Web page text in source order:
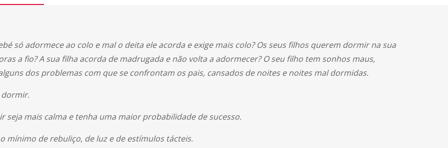
só adormece ao colo e mal o deita ele acorda e exige mais colo? Os seus filhos querem dormir na sua
a fio? A sua filha acorda de madrugada e não volta a adormecer? O seu filho tem sonhos maus,
dos problemas com que se confrontam os pais, cansados de noites e noites mal dormidas.
dormir.
seja mais calma e tenha uma maior probabilidade de sucesso.
mínimo de rebuliço, de luz e de estímulos tácteis.